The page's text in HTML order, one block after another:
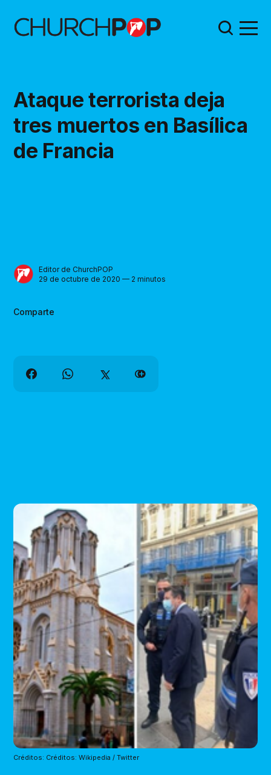
Ataque terrorista deja
tres muertos en Basílica
de Francia
Editor de ChurchPOP
29 de octubre de 2020 — 2 minutos
Comparte
Créditos: Créditos: Wikipedia / Twitter